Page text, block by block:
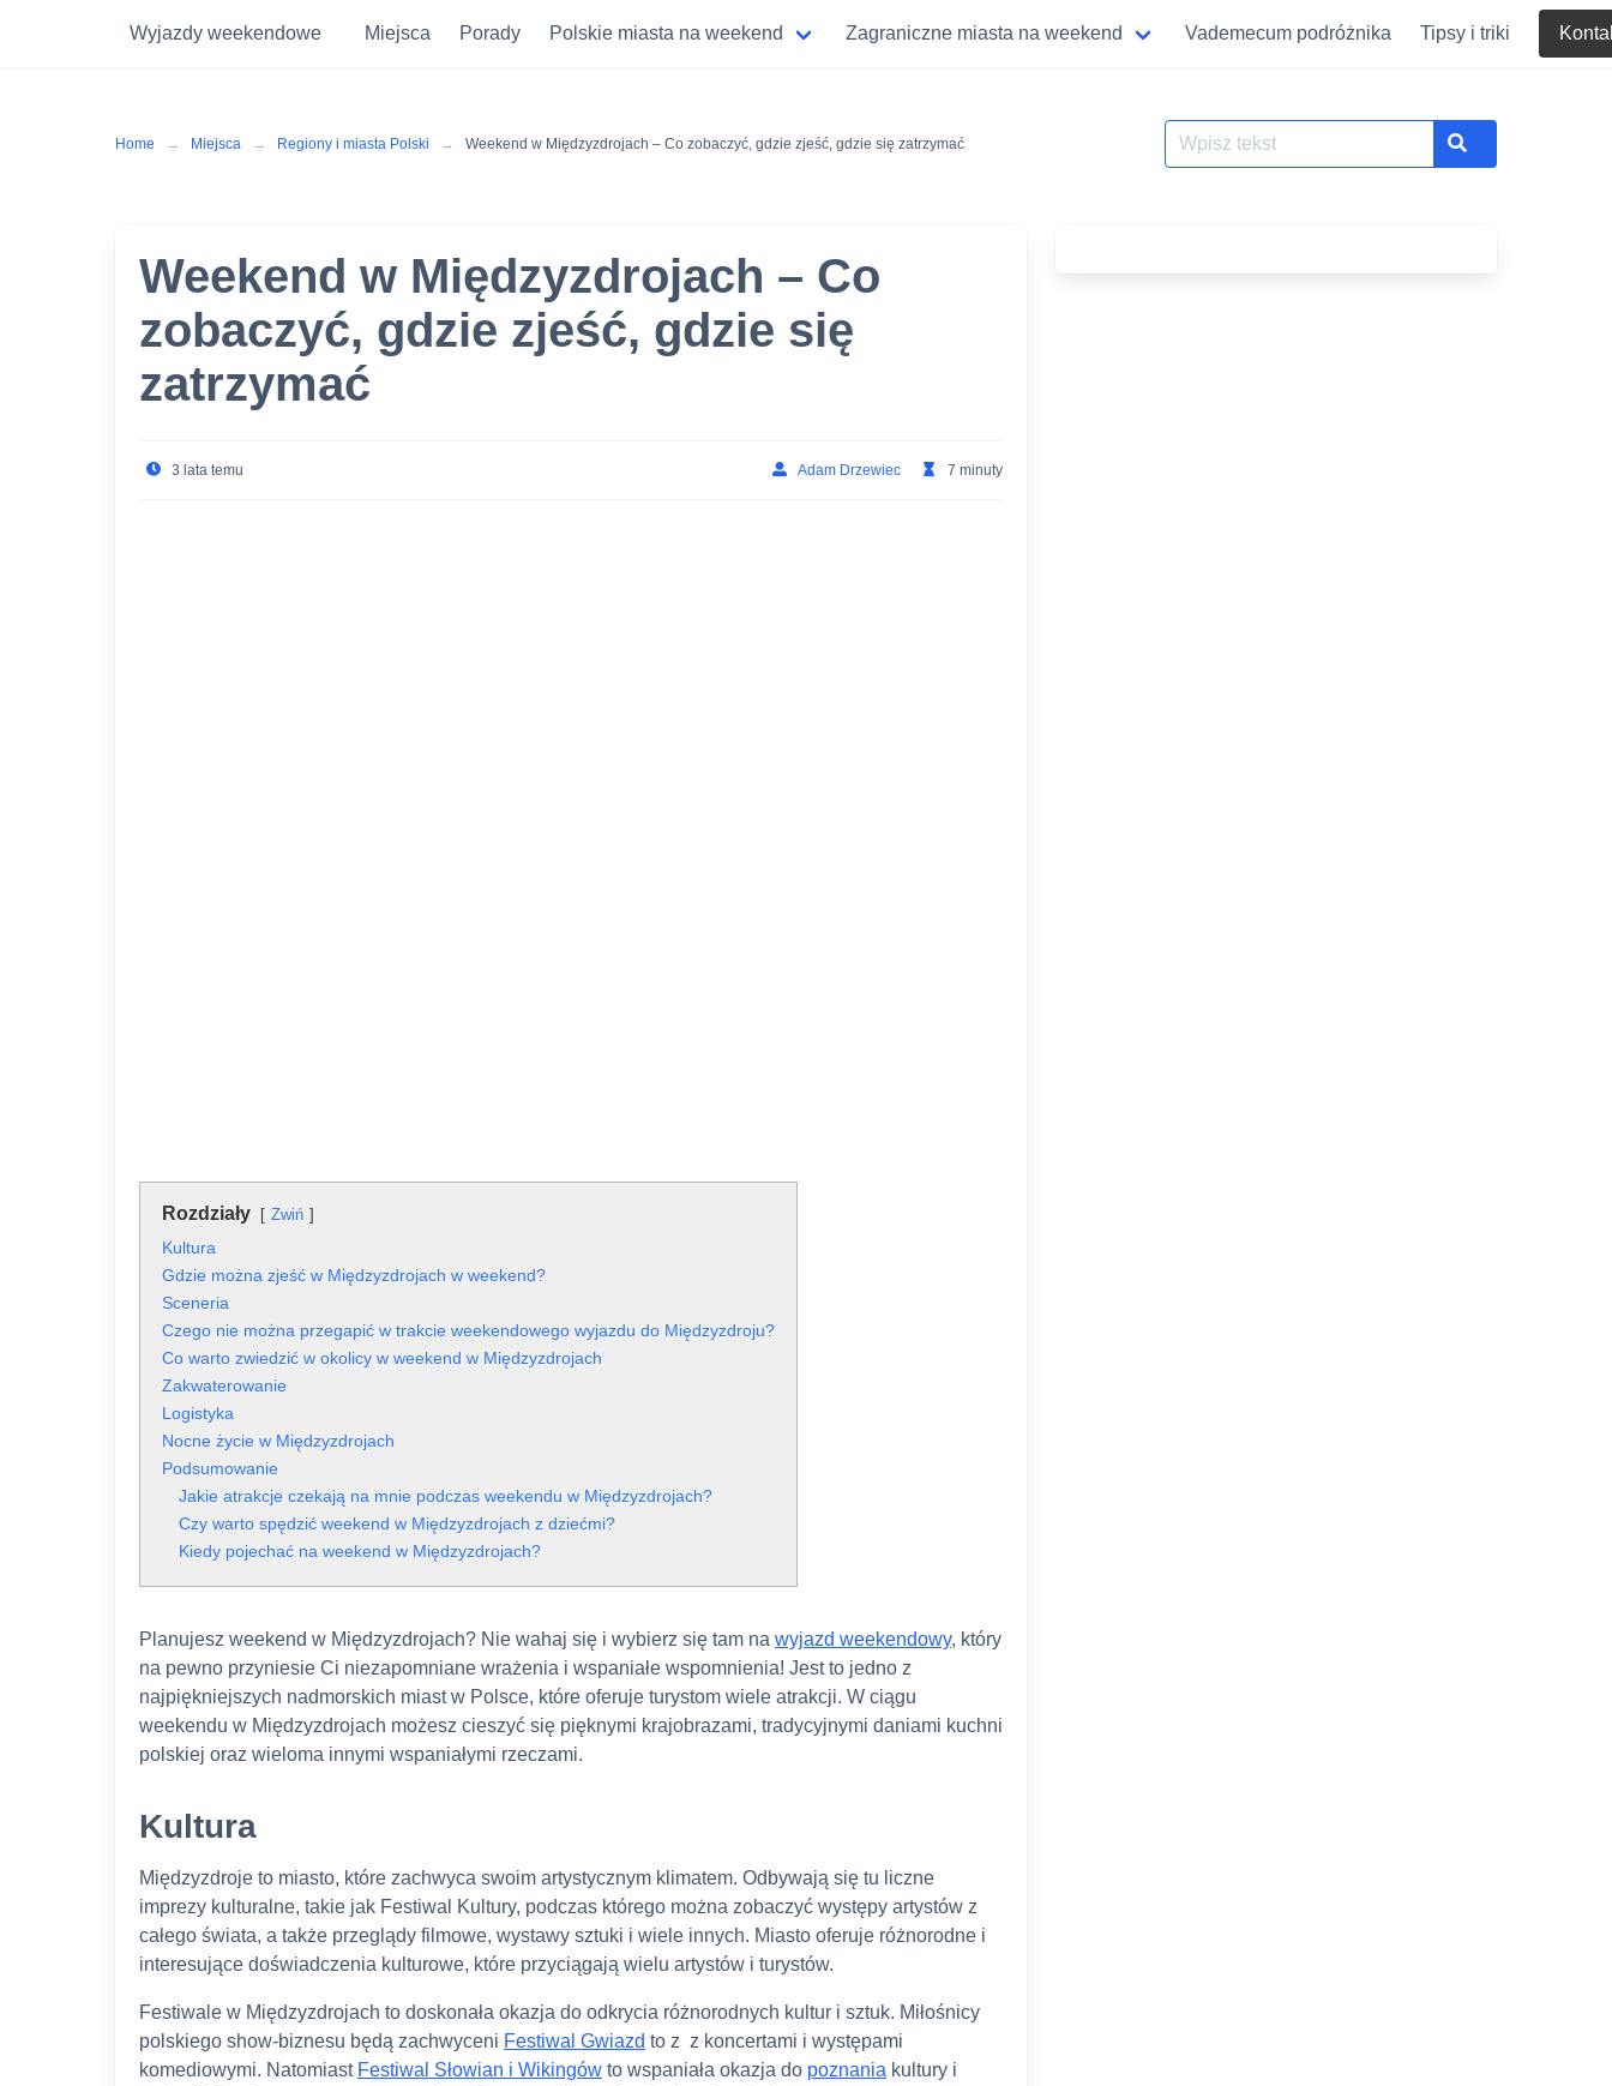
Wyjazdy weekendowe Miejsca Porady Polskie miasta na weekend Zagraniczne miasta na weekend Vademecum podróżnika Tipsy i triki
Home Miejsca Regiony i miasta Polski Weekend w Międzyzdrojach – Co zobaczyć, gdzie zjeść, gdzie się zatrzymać
Szukaj
Search
Weekend w Międzyzdrojach – Co
zobaczyć, gdzie zjeść, gdzie się
zatrzymać
3 lata temu Adam Drzewiec 7 minuty
Rozdziały Zwiń
Kultura
Gdzie można zjeść w Międzyzdrojach w weekend?
Sceneria
Czego nie można przegapić w trakcie weekendowego wyjazdu do Międzyzdroju?
Co warto zwiedzić w okolicy w weekend w Międzyzdrojach
Zakwaterowanie
Logistyka
Nocne życie w Międzyzdrojach
Podsumowanie
Jakie atrakcje czekają na mnie podczas weekendu w Międzyzdrojach?
Czy warto spędzić weekend w Międzyzdrojach z dziećmi?
Kiedy pojechać na weekend w Międzyzdrojach?
Planujesz weekend w Międzyzdrojach? Nie wahaj się i wybierz się tam na wyjazd weekendowy, który
na pewno przyniesie Ci niezapomniane wrażenia i wspaniałe wspomnienia! Jest to jedno z
najpiękniejszych nadmorskich miast w Polsce, które oferuje turystom wiele atrakcji. W ciągu
weekendu w Międzyzdrojach możesz cieszyć się pięknymi krajobrazami, tradycyjnymi daniami kuchni
polskiej oraz wieloma innymi wspaniałymi rzeczami.
Kultura
Międzyzdroje to miasto, które zachwyca swoim artystycznym klimatem. Odbywają się tu liczne
imprezy kulturalne, takie jak Festiwal Kultury, podczas którego można zobaczyć występy artystów z
całego świata, a także przeglądy filmowe, wystawy sztuki i wiele innych. Miasto oferuje różnorodne i
interesujące doświadczenia kulturowe, które przyciągają wielu artystów i turystów.
Festiwale w Międzyzdrojach to doskonała okazja do odkrycia różnorodnych kultur i sztuk. Miłośnicy
polskiego show-biznesu będą zachwyceni Festiwal Gwiazd to z z koncertami i występami
komediowymi. Natomiast Festiwal Słowian i Wikingów to wspaniała okazja do poznania kultury i